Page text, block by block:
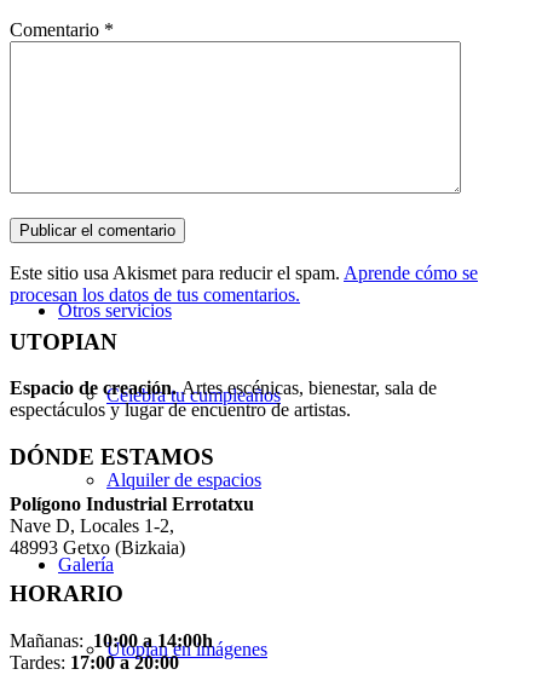
Música
Otros servicios
Celebra tu cumpleaños
Alquiler de espacios
Galería
Utopian en imágenes
Comentario *
Este sitio usa Akismet para reducir el spam. Aprende cómo se
procesan los datos de tus comentarios.
UTOPIAN
Espacio de creación.Artes escénicas, bienestar, sala de
espectáculos y lugar de encuentro de artistas.
DÓNDE ESTAMOS
Polígono Industrial Errotatxu
Nave D, Locales 1-2,
48993 Getxo (Bizkaia)
HORARIO
Mañanas: 10:00 a 14:00h
Tardes: 17:00 a 20:00